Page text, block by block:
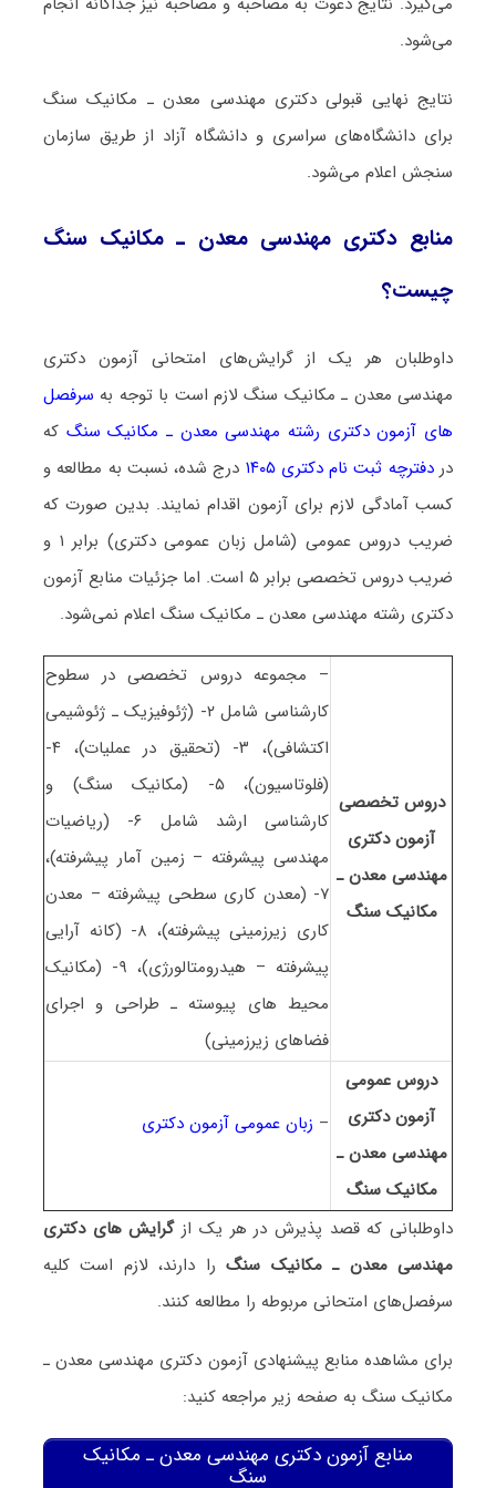
می‌شود.
نتایج نهایی قبولی دکتری ﻣﻬﻨﺪسی ﻣﻌﺪن ـ ﻣﻜﺎنیک ﺳﻨﮓ
برای دانشگاه‌های سراسری و دانشگاه آزاد از طریق سازمان
سنجش اعلام می‌شود.
منابع دکتری ﻣﻬﻨﺪسی ﻣﻌﺪن ـ ﻣﻜﺎنیک ﺳﻨﮓ
چیست؟
داوطلبان هر یک از گرایش‌های امتحانی آزمون دکتری
ﻣﻬﻨﺪسی ﻣﻌﺪن ـ ﻣﻜﺎنیک ﺳﻨﮓ لازم است با توجه به سرفصل
های آزمون دکتری رشته ﻣﻬﻨﺪسی ﻣﻌﺪن ـ ﻣﻜﺎنیک ﺳﻨﮓ که
در دفترچه ثبت نام دکتری ۱۴۰۵
درج شده، نسبت به مطالعه و
کسب آمادگی لازم برای آزمون اقدام نمایند. بدین صورت که
ضریب دروس عمومی (شامل زبان عمومی دکتری) برابر ۱ و
ضریب دروس تخصصی برابر ۵ است. اما جزئیات منابع آزمون
دکتری رشته ﻣﻬﻨﺪسی ﻣﻌﺪن ـ ﻣﻜﺎنیک ﺳﻨﮓ اعلام نمی‌شود.
دروس تخصصی
آزمون دکتری
ﻣﻬﻨﺪسی ﻣﻌﺪن ـ
ﻣﻜﺎنیک ﺳﻨﮓ
– مجموعه دروس تخصصی در سطوح
کارشناسی شامل ۲- (ژئوفیزیک ـ ژئوشیمی
اکتشافی)، ۳- (تحقیق در عملیات)، ۴-
(فلوتاسیون)، ۵- (مکانیک سنگ) و
کارشناسی ارشد شامل ۶- (ریاضیات
مهندسی پیشرفته – زمین آمار پیشرفته)،
۷- (معدن کاری سطحی پیشرفته – معدن
کاری زیرزمینی پیشرفته)، ۸- (کانه آرایی
پیشرفته – هیدرومتالورژی)، ۹- (مکانیک
محیط های پیوسته ـ طراحی و اجرای
فضاهای زیرزمینی)
دروس عمومی
آزمون دکتری
ﻣﻬﻨﺪسی ﻣﻌﺪن ـ
ﻣﻜﺎنیک ﺳﻨﮓ
– زبان عمومی آزمون دکتری
داوطلبانی که قصد پذیرش در هر یک از گرایش های دکتری
ﻣﻬﻨﺪسی ﻣﻌﺪن ـ ﻣﻜﺎنیک ﺳﻨﮓرا دارند، لازم است کلیه
سرفصل‌های امتحانی مربوطه را مطالعه کنند.
برای مشاهده منابع پیشنهادی آزمون دکتری ﻣﻬﻨﺪسی ﻣﻌﺪن ـ
ﻣﻜﺎنیک ﺳﻨﮓ به صفحه زیر مراجعه کنید:
منابع آزمون دکتری ﻣﻬﻨﺪسی ﻣﻌﺪن ـ ﻣﻜﺎنیک
ﺳﻨﮓ